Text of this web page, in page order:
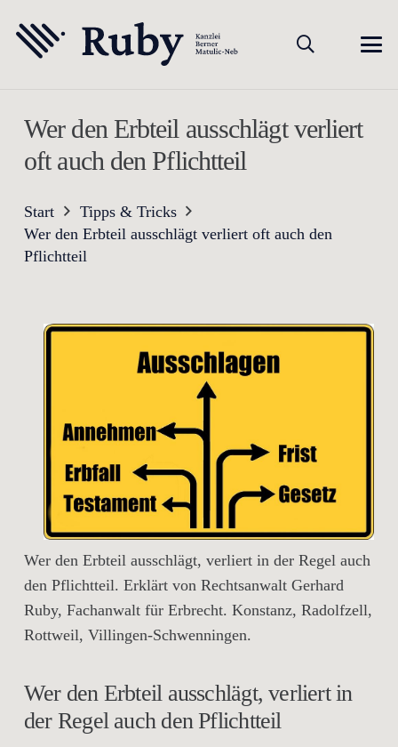
Wer den Erbteil ausschlägt verliert
oft auch den Pflichtteil
Start
Tipps & Tricks
Wer den Erbteil ausschlägt verliert oft auch den
Pflichtteil
Wer den Erbteil ausschlägt, verliert in der Regel auch
den Pflichtteil. Erklärt von Rechtsanwalt Gerhard
Ruby, Fachanwalt für Erbrecht. Konstanz, Radolfzell,
Rottweil, Villingen-Schwenningen.
Wer den Erbteil ausschlägt, verliert in
der Regel auch den Pflichtteil